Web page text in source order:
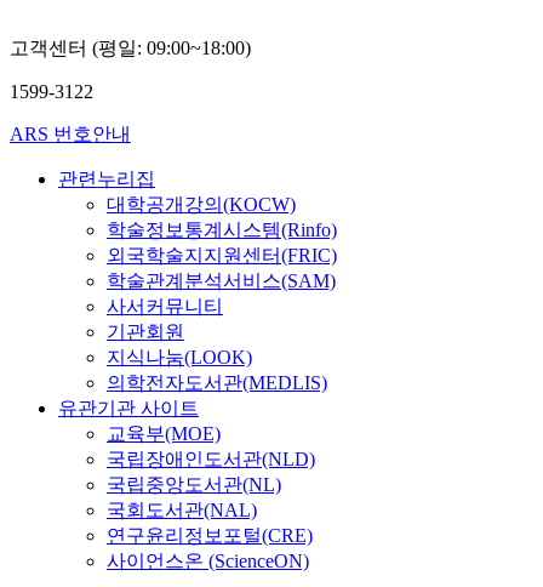
고객센터 (평일: 09:00~18:00)
1599-3122
ARS 번호안내
관련누리집
대학공개강의(KOCW)
학술정보통계시스템(Rinfo)
외국학술지지원센터(FRIC)
학술관계분석서비스(SAM)
사서커뮤니티
기관회원
지식나눔(LOOK)
의학전자도서관(MEDLIS)
유관기관 사이트
교육부(MOE)
국립장애인도서관(NLD)
국립중앙도서관(NL)
국회도서관(NAL)
연구윤리정보포털(CRE)
사이언스온 (ScienceON)